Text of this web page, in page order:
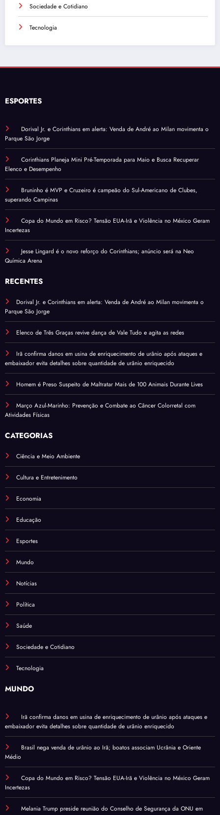
Sociedade e Cotidiano
Tecnologia
ESPORTES
Dorival Jr. e Corinthians em alerta: Venda de André ao Milan movimenta o
Parque São Jorge
Corinthians Planeja Mini Pré-Temporada para Maio e Busca Recuperar
Elenco e Desempenho
Bruninho é MVP e Cruzeiro é campeão do Sul-Americano de Clubes,
superando Campinas
Copa do Mundo em Risco? Tensão EUA-Irã e Violência no México Geram
Incertezas
Jesse Lingard é o novo reforço do Corinthians; anúncio será na Neo
Química Arena
RECENTES
Dorival Jr. e Corinthians em alerta: Venda de André ao Milan movimenta o
Parque São Jorge
Elenco de Três Graças revive dança de Vale Tudo e agita as redes
Irã confirma danos em usina de enriquecimento de urânio após ataques e
embaixador evita detalhes sobre quantidade de urânio enriquecido
Homem é Preso Suspeito de Maltratar Mais de 100 Animais Durante Lives
Março Azul-Marinho: Prevenção e Combate ao Câncer Colorretal com
Atividades Físicas
CATEGORIAS
Ciência e Meio Ambiente
Cultura e Entretenimento
Economia
Educação
Esportes
Mundo
Notícias
Política
Saúde
Sociedade e Cotidiano
Tecnologia
MUNDO
Irã confirma danos em usina de enriquecimento de urânio após ataques e
embaixador evita detalhes sobre quantidade de urânio enriquecido
Brasil nega venda de urânio ao Irã; boatos associam Ucrânia e Oriente
Médio
Copa do Mundo em Risco? Tensão EUA-Irã e Violência no México Geram
Incertezas
Melania Trump preside reunião do Conselho de Segurança da ONU em